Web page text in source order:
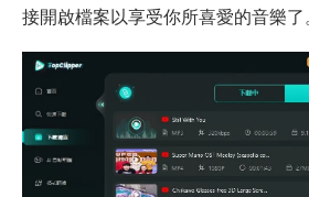
接開啟檔案以享受你所喜愛的音樂了。